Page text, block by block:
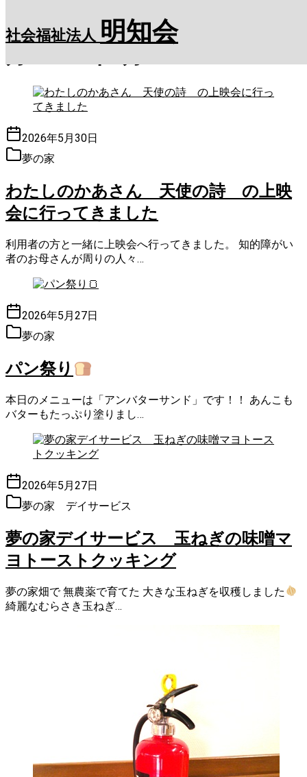
content
社会福祉法人 明知会
2026年5月30日
夢の家
わたしのかあさん 天使の詩 の上映
会に行ってきました
利用者の方と一緒に上映会へ行ってきました。 知的障がい
者のお母さんが周りの人々…
2026年5月27日
夢の家
パン祭り
本日のメニューは「アンバターサンド」です！！ あんこも
バターもたっぷり塗りまし…
2026年5月27日
夢の家 デイサービス
夢の家デイサービス 玉ねぎの味噌マ
ヨトーストクッキング
夢の家畑で 無農薬で育てた 大きな玉ねぎを収穫しました
綺麗なむらさき玉ねぎ…